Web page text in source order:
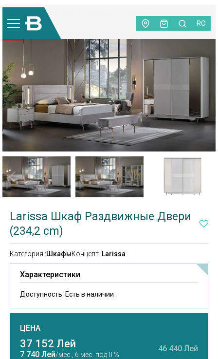
RO
Спальня
Двери (234,2 cm)
Larissa Шкаф Раздвижные Двери
(234,2 cm)
Категория :ШкафыКонцепт :Larissa
Характеристики
Доступность: Есть в наличии
ЦЕНА
37 152 Лей
7 740 Лей/мес., 6 мес. под 0 %
46 440 Лей